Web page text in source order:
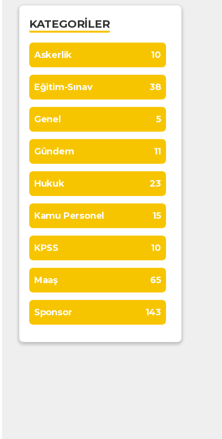
KATEGORILER
Askerlik 10
Eğitim-Sınav 38
Genel 5
Gündem 11
Hukuk 23
Kamu Personel 15
KPSS 10
Maaş 65
Sponsor 143